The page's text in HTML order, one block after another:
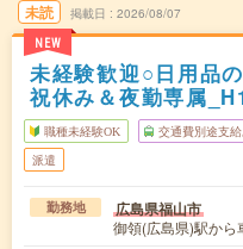
未読
NEW
掲載日 2026/08/07
未経験歓迎○日用品
祝休み＆夜勤専属
職種未経験OK 交通費別途支給
派遣
勤務地 広島県福山市
御領(広島県)駅から